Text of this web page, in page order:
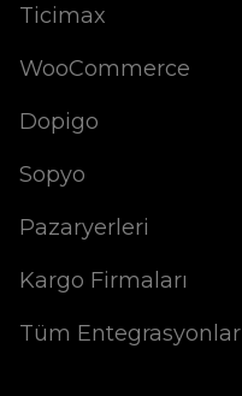
Ticimax
WooCommerce
Dopigo
Sopyo
Pazaryerleri
Kargo Firmaları
Tüm Entegrasyonlar